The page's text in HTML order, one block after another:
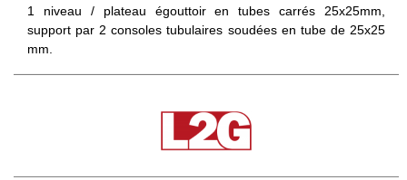
1 niveau / plateau égouttoir en tubes carrés 25x25mm,
support par 2 consoles tubulaires soudées en tube de 25x25
mm.